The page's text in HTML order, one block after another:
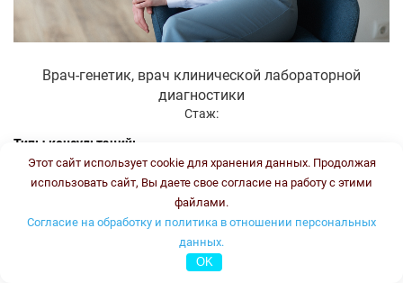
Врач-генетик, врач клинической лабораторной
диагностики
Стаж:
Типы консультаций:
устная он-лайн
письменная офлайн
3500 рублей
ПН, ВТ, ЧТ, ПТ с 16.00 до 18.00
Этот сайт использует cookie для хранения данных. Продолжая
использовать сайт, Вы даете свое согласие на работу с этими
файлами.
Согласие на обработку и политика в отношении персональных
данных.
OK